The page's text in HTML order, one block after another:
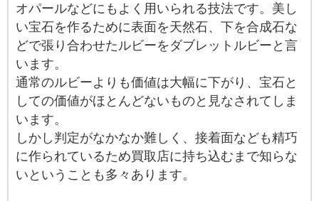
オパールなどにもよく用いられる技法です。美し
い宝石を作るために表面を天然石、下を合成石な
どで張り合わせたルビーをダブレットルビーと言
います。
通常のルビーよりも価値は大幅に下がり、宝石と
しての価値がほとんどないものと見なされてしま
います。
しかし判定がなかなか難しく、接着面なども精巧
に作られているため買取店に持ち込むまで知らな
いということも多々あります。